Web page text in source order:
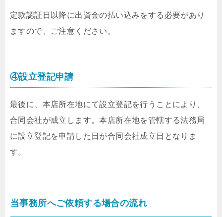
定款認証日以降に出資金の払い込みをする必要があり
ますので、ご注意ください。
④設立登記申請
最後に、本店所在地にて設立登記を行うことにより、
合同会社が成立します。本店所在地を管轄する法務局
に設立登記を申請した日が合同会社成立日となりま
す。
当事務所へご依頼する場合の流れ